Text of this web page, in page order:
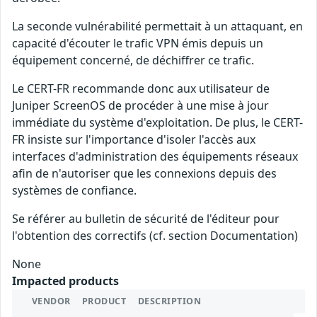
La seconde vulnérabilité permettait à un attaquant, en
capacité d'écouter le trafic VPN émis depuis un
équipement concerné, de déchiffrer ce trafic.
Le CERT-FR recommande donc aux utilisateur de
Juniper ScreenOS de procéder à une mise à jour
immédiate du système d'exploitation. De plus, le CERT-
FR insiste sur l'importance d'isoler l'accès aux
interfaces d'administration des équipements réseaux
afin de n'autoriser que les connexions depuis des
systèmes de confiance.
Se référer au bulletin de sécurité de l'éditeur pour
l'obtention des correctifs (cf. section Documentation)
None
Impacted products
VENDOR PRODUCT DESCRIPTION